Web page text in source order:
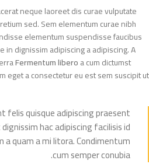
neque laoreet dis curae vulputate
sed. Sem elementum curae nibh
elementum suspendisse faucibus
dignissim adipiscing a adipiscing. A
Fermentum liberoa cum dictumst
eget a consectetur eu est sem suscipit ut
felis quisque adipiscing praesent
hac adipiscing facilisis id
a quam a mi litora. Condimentum
cum semper conubia.